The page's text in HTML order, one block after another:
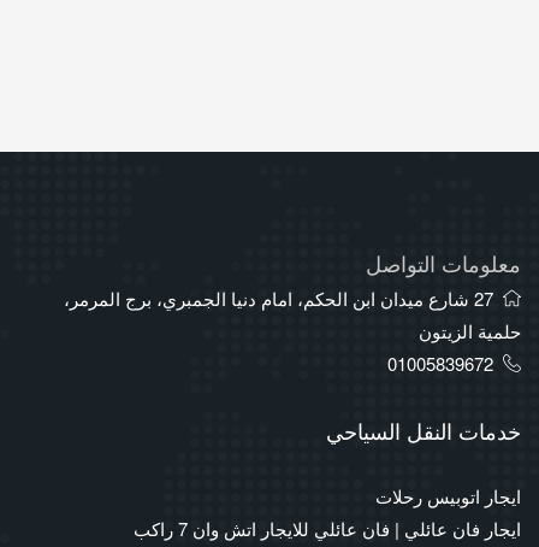
معلومات التواصل
27 شارع ميدان ابن الحكم، امام دنيا الجمبري، برج المرمر،
حلمية الزيتون
01005839672
خدمات النقل السياحي
ايجار اتوبيس رحلات
ايجار فان عائلي | فان عائلي للايجار اتش وان 7 راكب